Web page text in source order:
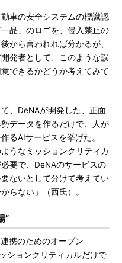
車の安全システムの標識認
品」のロゴを、侵入禁止の
から言われれば分かるが、
発者として、このような誤
できるかどうか考えてみて
、DeNAが開発した、正面
データを作るだけで、人が
るAIサービスを挙げた。
うなミッションクリティカ
要で、DeNAのサービスの
ないとして分けて考えてい
らない」（西氏）。
”
携のためのオープン
ションクリティカルだけで